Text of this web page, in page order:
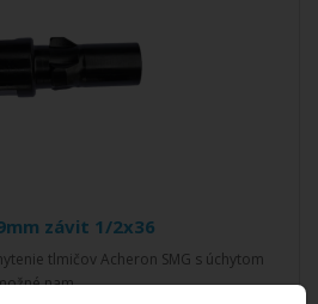
závit 1/2x36
tlmičov Acheron SMG s úchytom
nam..